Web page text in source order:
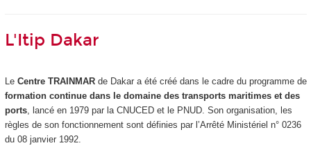
L'Itip Dakar
Le Centre TRAINMAR de Dakar a été créé dans le cadre du programme de
formation continue dans le domaine des transports maritimes et des
ports, lancé en 1979 par la CNUCED et le PNUD. Son organisation, les
règles de son fonctionnement sont définies par l’Arrêté Ministériel n° 0236
du 08 janvier 1992.